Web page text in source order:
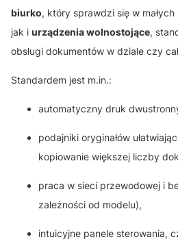
biurko, który sprawdzi się w
jak i urządzenia wolnostojące,
obsługi dokumentów w dziale czy
Standardem jest m.in.:
automatyczny druk
podajniki oryginałów
kopiowanie większej liczby
praca w sieci przewodowej i
zależności od modelu),
intuicyjne panele sterowania,